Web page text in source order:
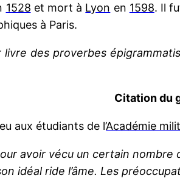
1528 et mort à Lyon en 1598. Il
à Paris.
livre des proverbes
Citation du
aux étudiants de l’Académie
avoir vécu un certain nombre
idéal ride l’âme. Les